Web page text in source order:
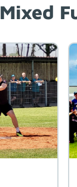
Mixed